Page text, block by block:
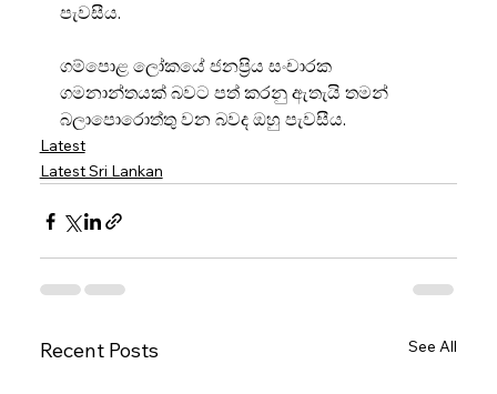
පැවසීය.
ගම්පොළ ලෝකයේ ජනප්‍රිය සංචාරක
ගමනාන්තයක් බවට පත් කරනු ඇතැයි තමන්
බලාපොරොත්තු වන බවද ඔහු පැවසීය.
Latest
Latest Sri Lankan
Recent Posts See All